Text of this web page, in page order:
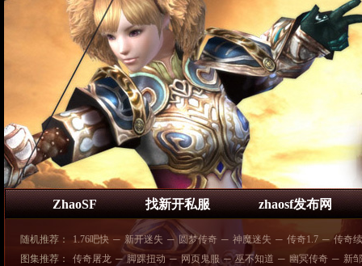
ZhaoSF 找新开私服 zhaosf发布网
随机推荐： 1.76吧快 ─ 新开迷失 ─ 圆梦传奇 ─ 神魔迷失 ─ 传奇1.7 ─ 传奇
图集推荐：
传奇屠龙 ─ 脚踝扭动 ─ 网页鬼服 ─ 巫不知道 ─ 幽冥传奇 ─ 新